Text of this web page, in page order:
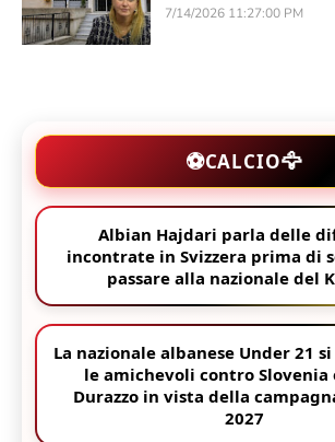
7/14/2026 11:27:00 PM
⚽CALCIO🦅
Albian Hajdari parla delle
incontrate in Svizzera prima di
passare alla nazionale del
La nazionale albanese Under 21
le amichevoli contro Slovenia
Durazzo in vista della
2027